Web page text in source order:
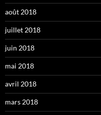
août 2018
juillet 2018
juin 2018
mai 2018
avril 2018
mars 2018